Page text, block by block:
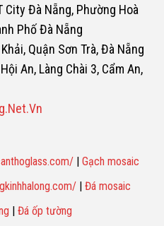
City Đà Nẵng, Phường Hoà
Phố Đà Nẵng
Quận Sơn Trà, Đà Nẵng
An, Làng Chài 3, Cẩm An,
| Gạch mosaic
| Đá mosaic
| Đá ốp tường